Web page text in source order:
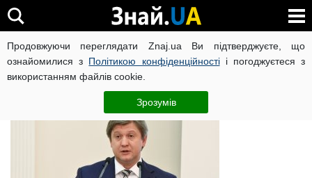
Продовжуючи переглядати Znaj.ua Ви підтверджуєте, що
ознайомилися з Політикою конфіденційностіі погоджуєтеся з
використанням файлів cookie.
Зрозумів
Олександр Данилюк
Досьє